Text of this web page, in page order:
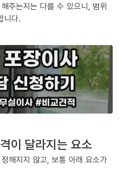
주는지는 다를 수 있으니, 범위
니다.
이 달라지는 요소
해지지 않고, 보통 아래 요소가